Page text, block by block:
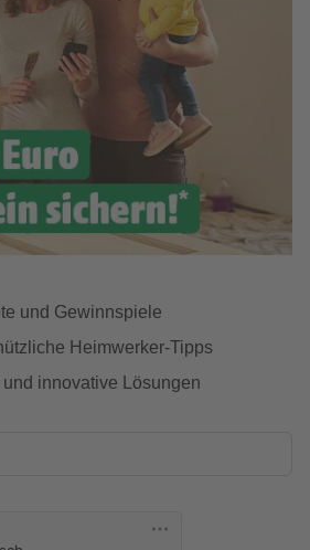
und Gewinnspiele
Heimwerker-Tipps
innovative Lösungen